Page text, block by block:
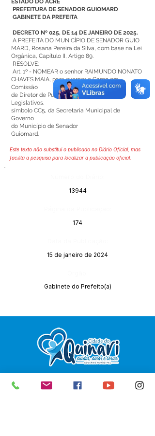
ESTADO DO ACRE
PREFEITURA DE SENADOR GUIOMARD
GABINETE DA PREFEITA
DECRETO Nº 025, DE 14 DE JANEIRO DE 2025.
A PREFEITA DO MUNICÍPIO DE SENADOR GUIO
MARD, Rosana Pereira da Silva, com base na Lei
Orgânica, Capítulo II, Artigo 89.
RESOLVE:
Art. 1º - NOMEAR o senhor RAIMUNDO NONATO
CHAVES MAIA, para exercer o Cargo em
Comissão
de Diretor de Publicações e Assuntos
Legislativos,
símbolo CC5, da Secretaria Municipal de
Governo
do Município de Senador
Guiomard.
Este texto não substitui o publicado no Diário Oficial, mas
facilita a pesquisa para localizar a publicação oficial.
13944
174
15 de janeiro de 2024
Gabinete do Prefeito(a)
SERVIÇO DE ATENDIMENTO AO
CIDADÃO (SIC) E OUVIDORIA